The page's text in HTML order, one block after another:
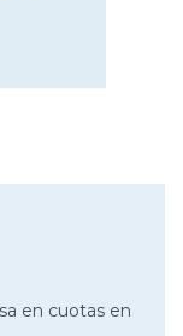
en cuotas en